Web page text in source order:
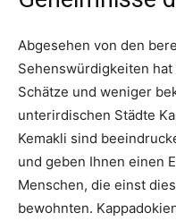
Abgesehen von den
Sehenswürdigkeiten
Schätze und weniger
unterirdischen Städte
Kemakli sind
und geben Ihnen einen
Menschen, die einst
bewohnten.